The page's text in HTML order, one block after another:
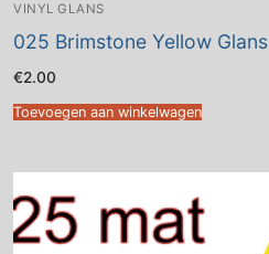
VINYL GLANS
025 Brimstone Yellow Glans
€2.00
Toevoegen aan winkelwagen